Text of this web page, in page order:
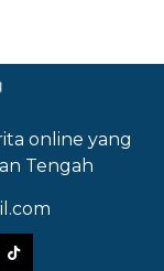
online yang
Tengah